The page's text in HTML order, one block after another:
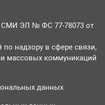
СМИ ЭЛ № ФС 77-78073 от
надзору в сфере связи,
массовых коммуникаций
данных